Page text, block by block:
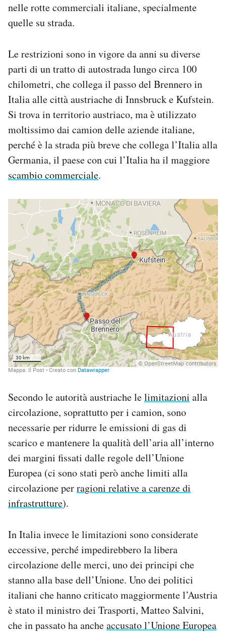
nelle rotte commerciali italiane, specialmente
quelle su strada.
Le restrizioni sono in vigore da anni su diverse
parti di un tratto di autostrada lungo circa 100
chilometri, che collega il passo del Brennero in
Italia alle città austriache di Innsbruck e Kufstein.
Si trova in territorio austriaco, ma è utilizzato
moltissimo dai camion delle aziende italiane,
perché è la strada più breve che collega l’Italia alla
Germania, il paese con cui l’Italia ha il maggiore
scambio commerciale.
Secondo le autorità austriache lelimitazioni alla
circolazione, soprattutto per i camion, sono
necessarie per ridurre le emissioni di gas di
scarico e mantenere la qualità dell’aria all’interno
dei margini fissati dalle regole dell’Unione
Europea (ci sono stati però anche limiti alla
circolazione perragioni relative a carenze di
infrastrutture).
In Italia invece le limitazioni sono considerate
eccessive, perché impedirebbero la libera
circolazione delle merci, uno dei principi che
stanno alla base dell’Unione. Uno dei politici
italiani che hanno criticato maggiormente l’Austria
è stato il ministro dei Trasporti, Matteo Salvini,
che in passato ha ancheaccusato l’Unione Europea